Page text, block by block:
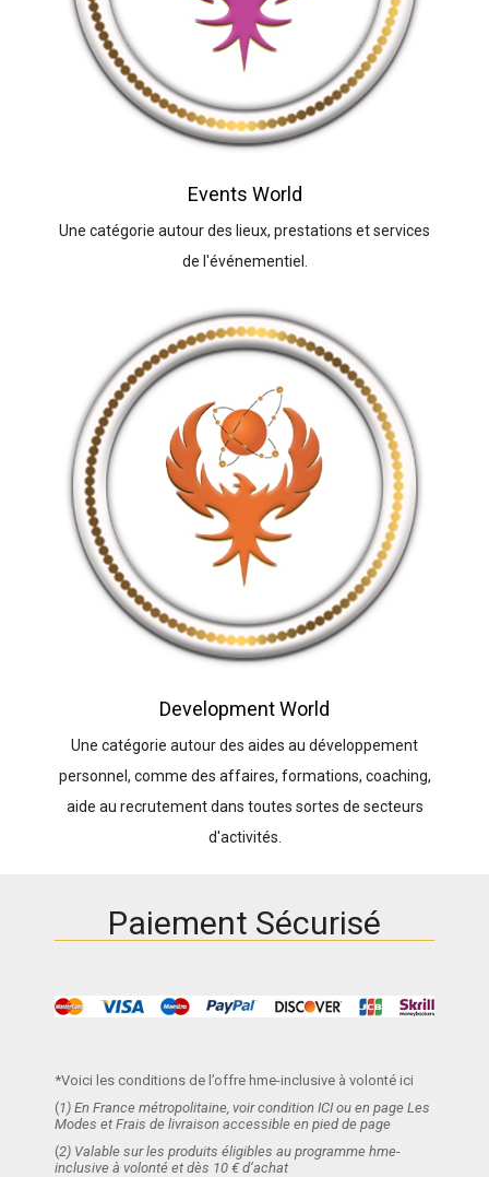
Events World
Une catégorie autour des lieux, prestations et services
de l'événementiel.
Development World
Une catégorie autour des aides au développement
personnel, comme des affaires, formations, coaching,
aide au recrutement dans toutes sortes de secteurs
d'activités.
Paiement Sécurisé
*Voici les conditions de l’offre hme-inclusive à volonté ici
(1) En France métropolitaine, voir condition ICI ou en page Les
Modes et Frais de livraison accessible en pied de page
(2) Valable sur les produits éligibles au programme hme-
inclusive à volonté et dès 10 € d’achat